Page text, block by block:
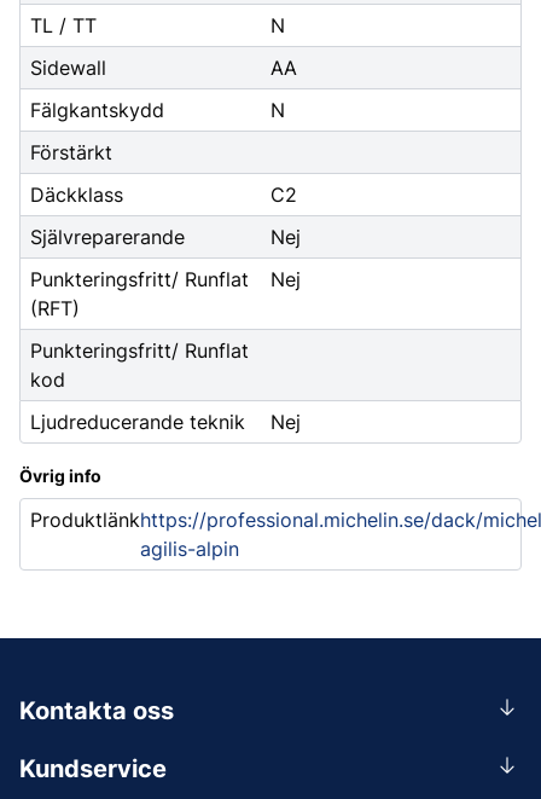
TL / TT
N
Sidewall
AA
Fälgkantskydd
N
Förstärkt
Däckklass
C2
Självreparerande
Nej
Punkteringsfritt/ Runflat
(RFT)
Nej
Punkteringsfritt/ Runflat
kod
Ljudreducerande teknik
Nej
Övrig info
Produktlänkhttps://professional.michelin.se/dack/
agilis-alpin
Kundservice
Kontakta oss
0156-409 00
Mån-Tors 07.30-16:30, Fre 07.30-15.00.